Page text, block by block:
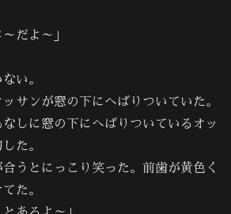
だよ～」
い。
サンが窓の下にへばりついていた。
しに窓の下にへばりついているオッ
た。
うとにっこり笑った。前歯が黄色く
た。